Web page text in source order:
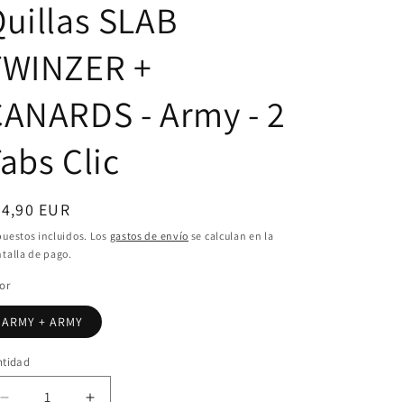
a
SLAB
+
- Army - 2
Clic
EUR
incluidos. Los gastos de envío se calculan en la
de pago.
ARMY + ARMY